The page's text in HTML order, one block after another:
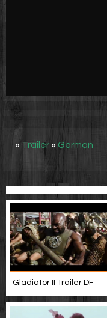
» Trailer » German
Gladiator II Trailer DF